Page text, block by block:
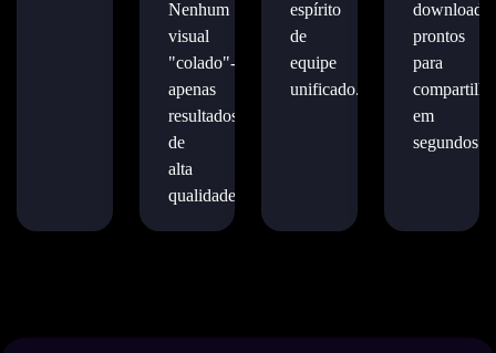
Nenhum
visual
"colado"-
apenas
resultados
de
alta
qualidade.
espírito
de
equipe
unificado.
downloads
prontos
para
em
segundos.